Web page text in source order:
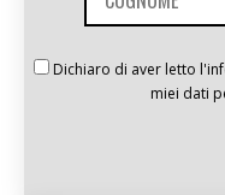
Dichiaro di aver letto
miei dati